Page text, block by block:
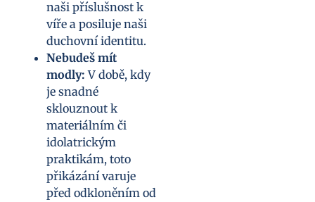
naši příslušnost k
víře a posiluje naši
duchovní identitu.
Nebudeš mít
modly: V době, kdy
je snadné
sklouznout k
materiálním či
idolatrickým
praktikám, toto
přikázání varuje
před odkloněním od